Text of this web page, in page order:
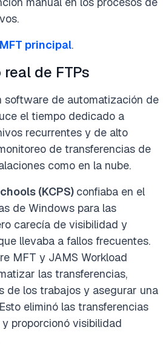
principal.
de FTPs
software de automatización de
el tiempo dedicado a
recurrentes y de alto
de transferencias de
como en la nube.
(KCPS) confiaba en el
de Windows para las
carecía de visibilidad y
llevaba a fallos frecuentes.
MFT y JAMS Workload
las transferencias,
de los trabajos y asegurar una
eliminó las transferencias
proporcionó visibilidad